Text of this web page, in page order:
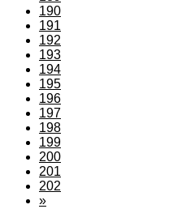
190
191
192
193
194
195
196
197
198
199
200
201
202
»